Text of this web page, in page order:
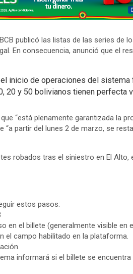
publicó las listas de las series de
En consecuencia, anunció que el
inicio de operaciones del
20 y 50 bolivianos tienen perfecta
“está plenamente garantizada la
“a partir del lunes 2 de marzo, se
robados tras el siniestro en El
estos pasos:
en el billete (generalmente visible en
el campo habilitado en la plataforma.
informará si el billete se